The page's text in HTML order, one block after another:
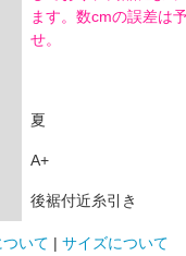
ます。数cmの誤差は
せ。
夏
A+
後裾付近糸引き
いて | サイズについて